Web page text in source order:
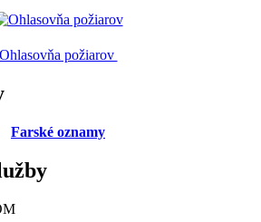
Ohlasovňa požiarov
Farské oznamy